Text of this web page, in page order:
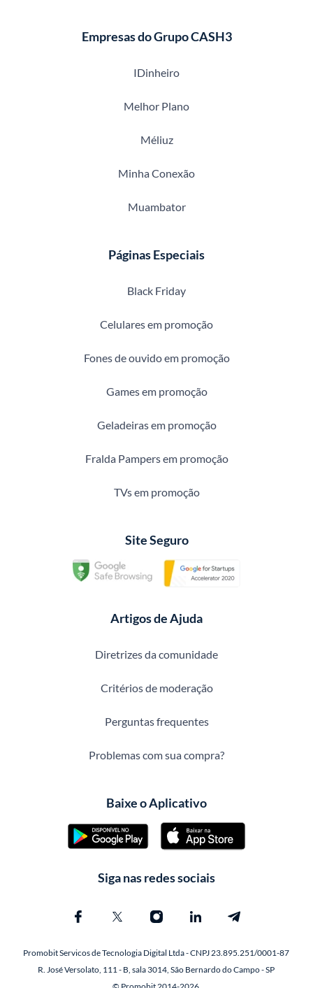
Empresas do Grupo CASH3
IDinheiro
Melhor Plano
Méliuz
Minha Conexão
Muambator
Páginas Especiais
Black Friday
Celulares em promoção
Fones de ouvido em promoção
Games em promoção
Geladeiras em promoção
Fralda Pampers em promoção
TVs em promoção
Site Seguro
Artigos de Ajuda
Diretrizes da comunidade
Critérios de moderação
Perguntas frequentes
Problemas com sua compra?
Baixe o Aplicativo
Siga nas redes sociais
Promobit Servicos de Tecnologia Digital Ltda - CNPJ 23.895.251/0001-87
R. José Versolato, 111 - B, sala 3014, São Bernardo do Campo - SP